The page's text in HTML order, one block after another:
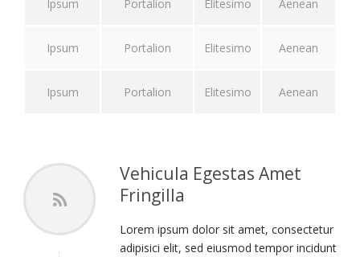
Ipsum Portalion Elitesimo Aenean
Ipsum Portalion Elitesimo Aenean
Ipsum Portalion Elitesimo Aenean
Vehicula Egestas Amet
Fringilla
Lorem ipsum dolor sit amet, consectetur
adipisici elit, sed eiusmod tempor incidunt